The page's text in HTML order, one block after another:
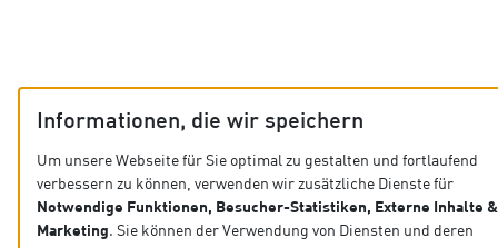
Informationen, die wir speichern
Um unsere Webseite für Sie optimal zu gestalten und fortlaufend
verbessern zu können, verwenden wir zusätzliche Dienste für
Notwendige Funktionen, Besucher-Statistiken, Externe Inhalte &
Marketing. Sie können der Verwendung von Diensten und deren